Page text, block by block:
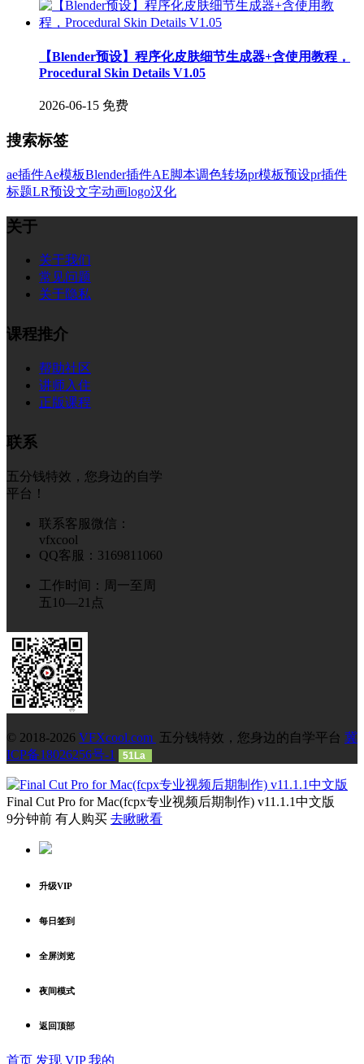
【Blender预设】程序化皮肤细节生成器+含使用教程，
Procedural Skin Details V1.05
2026-06-15 免费
搜索标签
ae插件Ae模板Blender插件AE脚本调色转场pr模板预设pr插件
标题LR预设文字动画logo汉化
关于
关于我们
常见问题
关于隐私
课程推介
帮助社区
讲师入住
正版课程
联系
五分钱特效，您身边的自学
平台！
联系客服微信：
vfxcool
QQ客服：3169811060
工作时间：周一至周
五10—21点
© 2018-2026 VFXcool.com 五分钱特效，您身边的自学平台 冀
ICP备18026256号-1
51La
Final Cut Pro for Mac(fcpx专业视频后期制作) v11.1.1中文版
9分钟前 有人购买 去瞅瞅看
升级VIP
每日签到
全屏浏览
夜间模式
返回顶部
首页 发现 VIP 我的